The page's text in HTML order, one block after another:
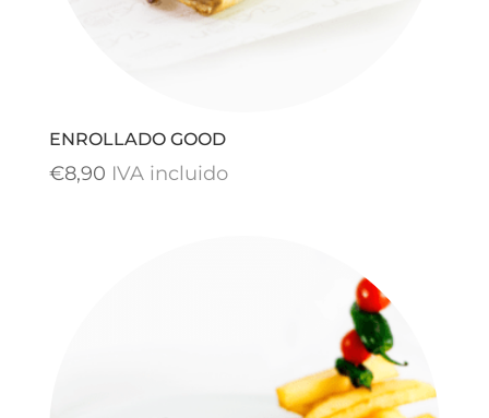
ENROLLADO GOOD
€8,90 IVA incluido